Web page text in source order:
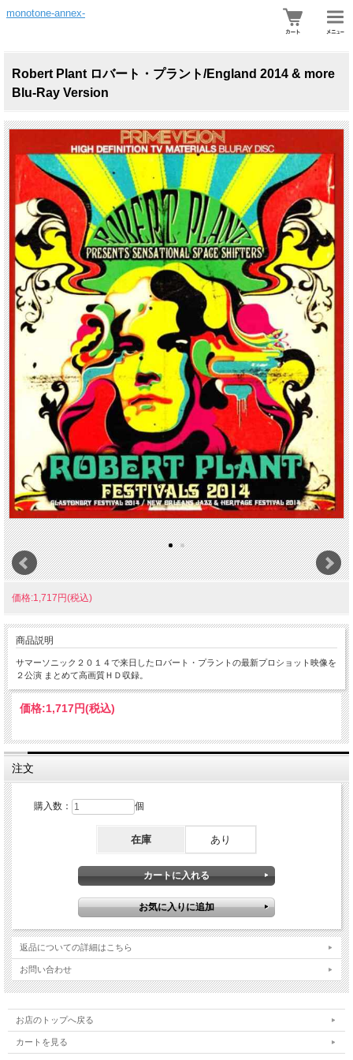
monotone-annex-
Robert Plant ロバート・プラント/England 2014 & more
Blu-Ray Version
価格:1,717円(税込)
商品説明
サマーソニック２０１４で来日したロバート・プラントの最新プロショット映像を
２公演 まとめて高画質ＨＤ収録。
価格:1,717円(税込)
注文
購入数： 個
在庫 あり
返品についての詳細はこちら
お問い合わせ
お店のトップへ戻る
カートを見る